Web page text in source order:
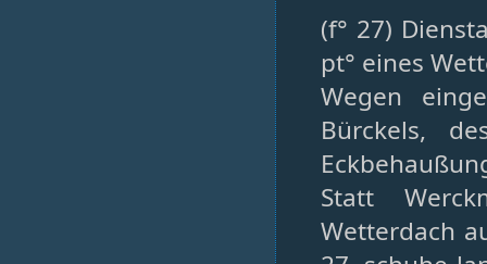
(f° 27)
pt° eines
Wegen
Bürckels,
Statt
Wetterdach